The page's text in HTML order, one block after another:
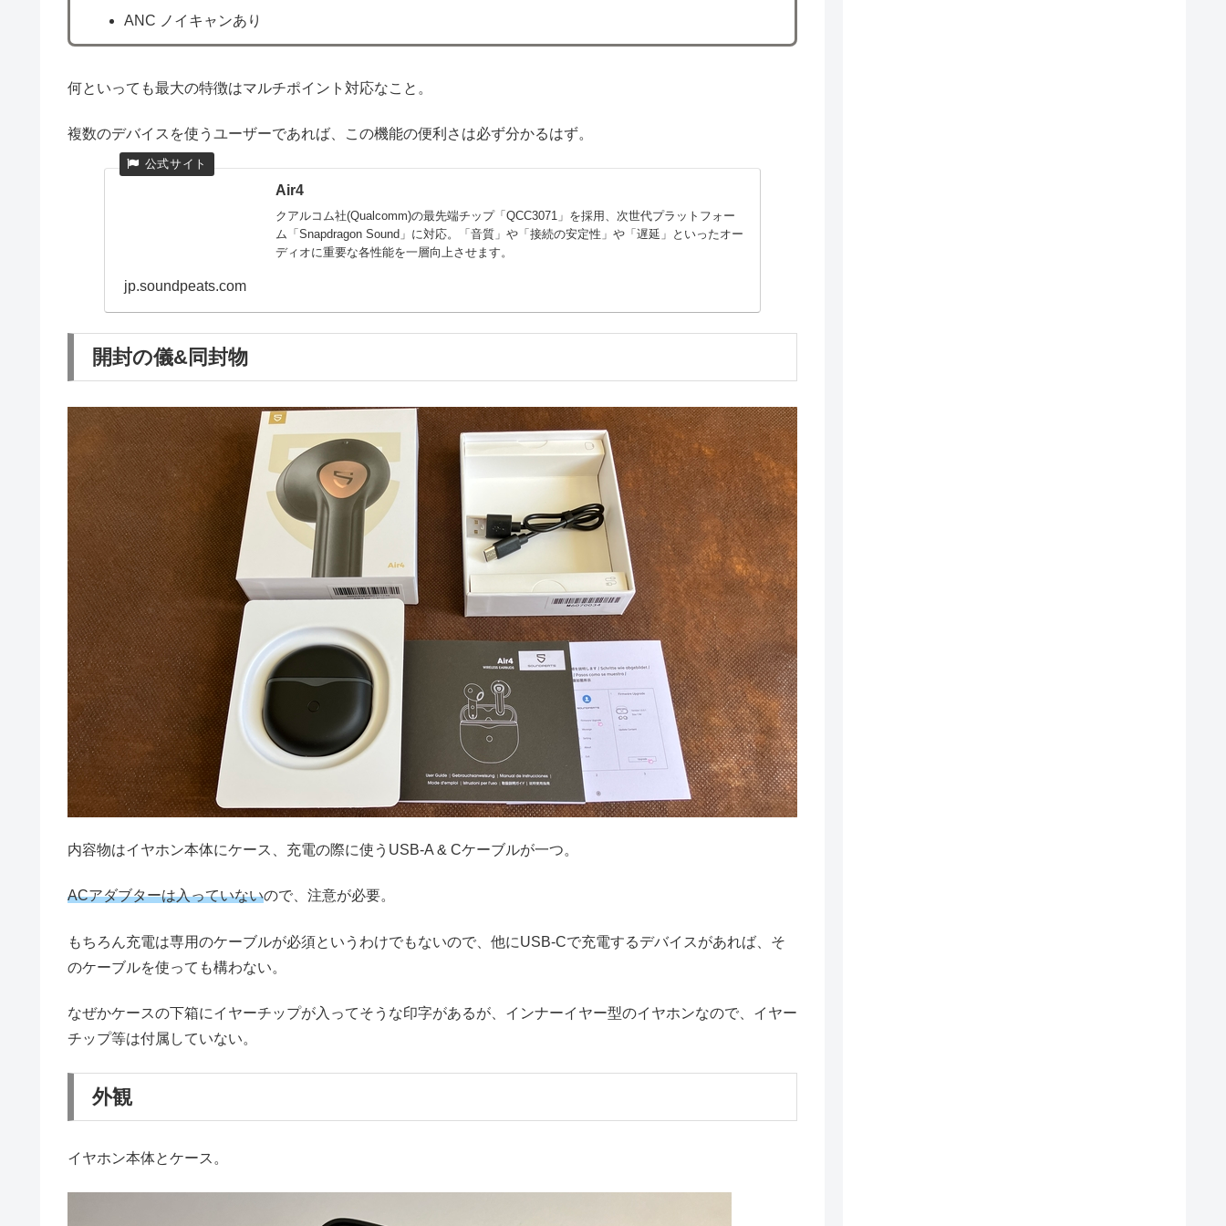
ANC ノイキャンあり
何といっても最大の特徴はマルチポイント対応なこと。
複数のデバイスを使うユーザーであれば、この機能の便利さは必ず分かるはず。
Air4
クアルコム社(Qualcomm)の最先端チップ「QCC3071」を採用、次世代プラットフォー
ム「Snapdragon Sound」に対応。「音質」や「接続の安定性」や「遅延」といったオー
ディオに重要な各性能を一層向上させます。
jp.soundpeats.com
開封の儀&同封物
内容物はイヤホン本体にケース、充電の際に使うUSB-A & Cケーブルが一つ。
ACアダブターは入っていないので、注意が必要。
もちろん充電は専用のケーブルが必須というわけでもないので、他にUSB-Cで充電するデバイスがあれば、そ
のケーブルを使っても構わない。
なぜかケースの下箱にイヤーチップが入ってそうな印字があるが、インナーイヤー型のイヤホンなので、イヤー
チップ等は付属していない。
外観
イヤホン本体とケース。